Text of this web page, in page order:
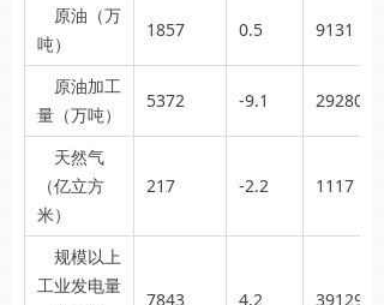
原油（万
吨）
1857 0.5 9131
原油加工
量（万吨）
5372 -9.1 29280
天然气
（亿立方
米）
217 -2.2 1117
规模以上
工业发电量
7843 4.2 39129